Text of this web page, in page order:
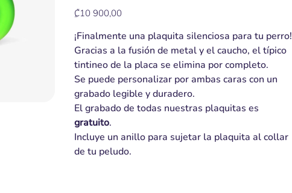
Precio
₡10 900,00
¡Finalmente una plaquita silenciosa para tu perro!
Gracias a la fusión de metal y el caucho, el típico
tintineo de la placa se elimina por completo.
Se puede personalizar por ambas caras con un
grabado legible y duradero.
El grabado de todas nuestras plaquitas es
gratuito.
Incluye un anillo para sujetar la plaquita al collar
de tu peludo.